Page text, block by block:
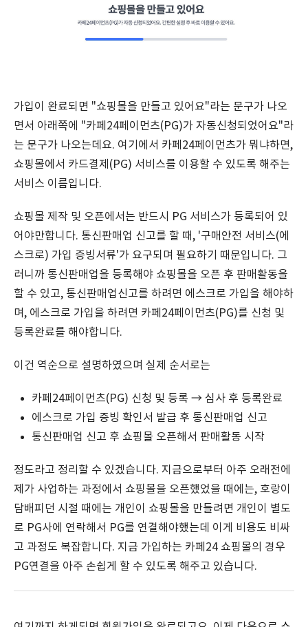
가입이 완료되면 "쇼핑몰을 만들고 있어요"라는 문구가 나오
면서 아래쪽에 "카페24페이먼츠(PG)가 자동신청되었어요"라
는 문구가 나오는데요. 여기에서 카페24페이먼츠가 뭐냐하면,
쇼핑몰에서 카드결제(PG) 서비스를 이용할 수 있도록 해주는
서비스 이름입니다.
쇼핑몰 제작 및 오픈에서는 반드시 PG 서비스가 등록되어 있
어야만합니다. 통신판매업 신고를 할 때, '구매안전 서비스(에
스크로) 가입 증빙서류'가 요구되며 필요하기 때문입니다. 그
러니까 통신판매업을 등록해야 쇼핑몰을 오픈 후 판매활동을
할 수 있고, 통신판매업신고를 하려면 에스크로 가입을 해야하
며, 에스크로 가입을 하려면 카페24페이먼츠(PG)를 신청 및
등록완료를 해야합니다.
이건 역순으로 설명하였으며 실제 순서로는
카페24페이먼츠(PG) 신청 및 등록 → 심사 후 등록완료
에스크로 가입 증빙 확인서 발급 후 통신판매업 신고
통신판매업 신고 후 쇼핑몰 오픈해서 판매활동 시작
정도라고 정리할 수 있겠습니다. 지금으로부터 아주 오래전에
제가 사업하는 과정에서 쇼핑몰을 오픈했었을 때에는, 호랑이
담배피던 시절 때에는 개인이 쇼핑몰을 만들려면 개인이 별도
로 PG사에 연락해서 PG를 연결해야했는데 이게 비용도 비싸
고 과정도 복잡합니다. 지금 가입하는 카페24 쇼핑몰의 경우
PG연결을 아주 손쉽게 할 수 있도록 해주고 있습니다.